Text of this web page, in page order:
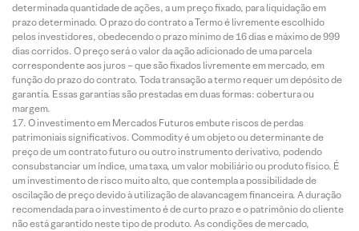
determinada quantidade de ações, a um preço fixado, para liquidação em
prazo determinado. O prazo do contrato a Termo é livremente escolhido
pelos investidores, obedecendo o prazo mínimo de 16 dias e máximo de 999
dias corridos. O preço será o valor da ação adicionado de uma parcela
correspondente aos juros – que são fixados livremente em mercado, em
função do prazo do contrato. Toda transação a termo requer um depósito de
garantia. Essas garantias são prestadas em duas formas: cobertura ou
margem.
O investimento em Mercados Futuros embute riscos de perdas
patrimoniais significativos. Commodity é um objeto ou determinante de
preço de um contrato futuro ou outro instrumento derivativo, podendo
consubstanciar um índice, uma taxa, um valor mobiliário ou produto físico. É
um investimento de risco muito alto, que contempla a possibilidade de
oscilação de preço devido à utilização de alavancagem financeira. A duração
recomendada para o investimento é de curto prazo e o patrimônio do cliente
não está garantido neste tipo de produto. As condições de mercado,